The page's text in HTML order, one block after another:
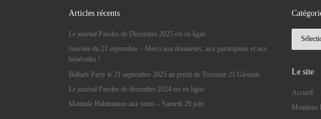
Articles récents
Le journal Paroles de Décembre 2025 est en ligne
Journée du 21 septembre – Merci aux donateurs, aux participants et aux
bénévoles !
Ballade Party le 21 septembre 2025 au profit de Trisomie 21 Gironde
Le journal Paroles de décembre 2024 est en ligne
Matinale Habituation aux soins – Samedi 29 juin
Le site
Accueil
Mentions